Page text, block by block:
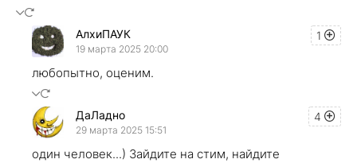
1
АлхиПАУК
19 марта 2025 20:00
любопытно, оценим.
4
ДаЛадно
29 марта 2025 15:51
один человек...) Зайдите на стим, найдите